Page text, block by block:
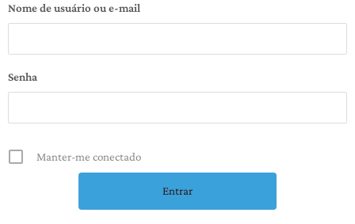
Nome de usuário ou e-mail
Senha
Manter-me conectado